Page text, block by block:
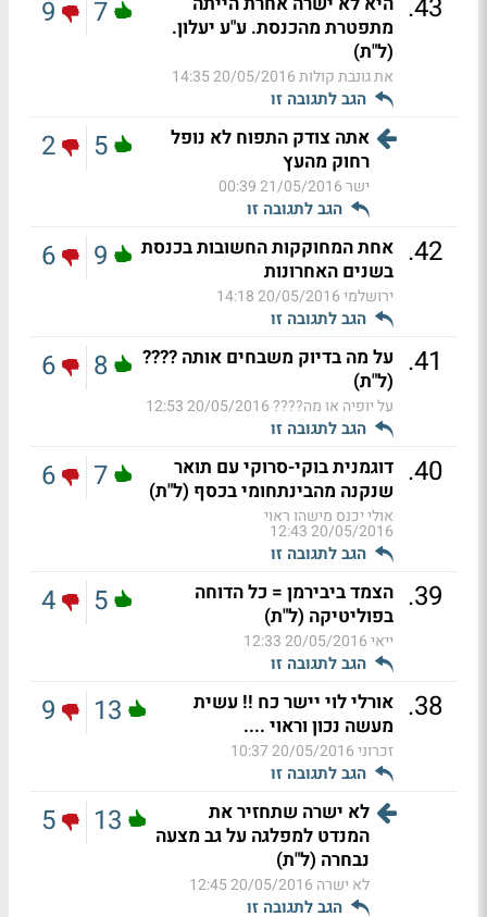
43
.
מתפטרת מהכנסת. ע"ע יעלון.
(ל"ת)
את גונבת קולות20/05/2016 14:35
הגב לתגובה זו
7
9
אתה צודק התפוח לא נופל
רחוק מהעץ
ישר21/05/2016 00:39
הגב לתגובה זו
5
2
42
. אחת המחוקקות החשובות בכנסת
בשנים האחרונות
ירושלמי20/05/2016 14:18
הגב לתגובה זו
9
6
41
. על מה בדיוק משבחים אותה ????
(ל"ת)
על יופיה או מה????20/05/2016 12:53
הגב לתגובה זו
8
6
40
. דוגמנית בוקי-סרוקי עם תואר
שנקנה מהבינתחומי בכסף (ל"ת)
אולי יכנס מישהו ראוי
20/05/2016 12:43
הגב לתגובה זו
7
6
39
. הצמד ביבירמן = כל הדוחה
בפוליטיקה (ל"ת)
ייאי20/05/2016 12:33
הגב לתגובה זו
5
4
38
. אורלי לוי יישר כח !! עשית
מעשה נכון וראוי ....
זכרוני20/05/2016 10:37
הגב לתגובה זו
13
9
לא ישרה שתחזיר את
המנדט למפלגה על גב מצעה
נבחרה (ל"ת)
לא ישרה 20/05/2016 12:45
הגב לתגובה זו
13
5